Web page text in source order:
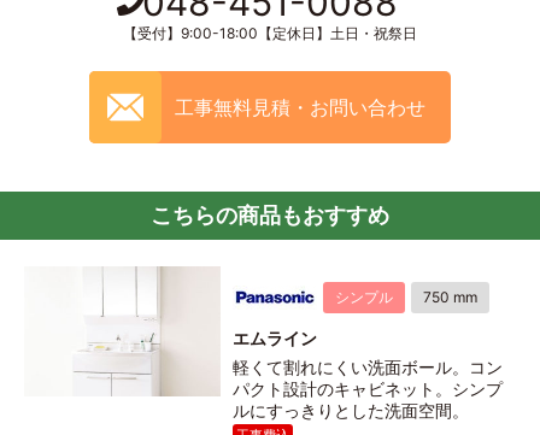
【受付】9:00-18:00【定休日】土日・祝祭日
工事無料見積・お問い合わせ
こちらの商品もおすすめ
シンプル 750 mm
エムライン
軽くて割れにくい洗面ボール。コン
パクト設計のキャビネット。シンプ
ルにすっきりとした洗面空間。